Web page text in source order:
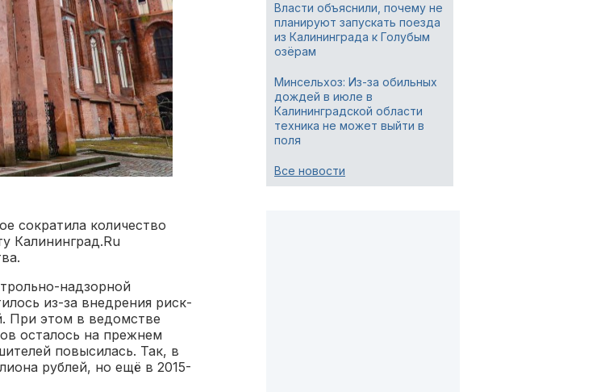
сократила количество
Калининград.Ru
надзорной
из-за внедрения риск-
При этом в ведомстве
осталось на прежнем
повысилась. Так, в
рублей, но ещё в 2015-
Власти объяснили, почему не
планируют запускать поезда
из Калининграда к Голубым
озёрам
Минсельхоз: Из-за обильных
дождей в июле в
Калининградской области
техника не может выйти в
поля
Все новости